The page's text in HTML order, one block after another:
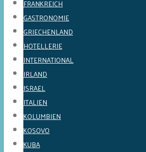
FRANKREICH
GASTRONOMIE
GRIECHENLAND
HOTELLERIE
INTERNATIONAL
IRLAND
ISRAEL
ITALIEN
KOLUMBIEN
KOSOVO
KUBA